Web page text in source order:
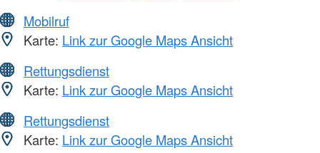
Mobilruf
Karte: Link zur Google Maps Ansicht
Rettungsdienst
Karte: Link zur Google Maps Ansicht
Rettungsdienst
Karte: Link zur Google Maps Ansicht